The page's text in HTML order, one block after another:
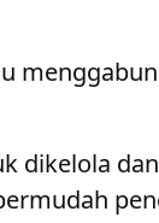
dikelola